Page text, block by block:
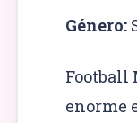
Género:
Football
enorme